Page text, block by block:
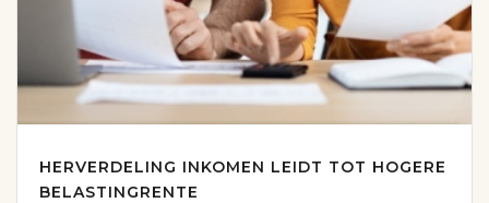
HERVERDELING INKOMEN LEIDT TOT HOGERE
BELASTINGRENTE